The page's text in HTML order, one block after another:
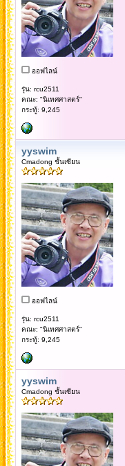
ออฟไลน์
รุ่น: rcu2511
คณะ: "นิเทศศาสตร์"
กระทู้: 9,245
yyswim
Cmadong ชั้นเซียน
ออฟไลน์
รุ่น: rcu2511
คณะ: "นิเทศศาสตร์"
กระทู้: 9,245
yyswim
Cmadong ชั้นเซียน